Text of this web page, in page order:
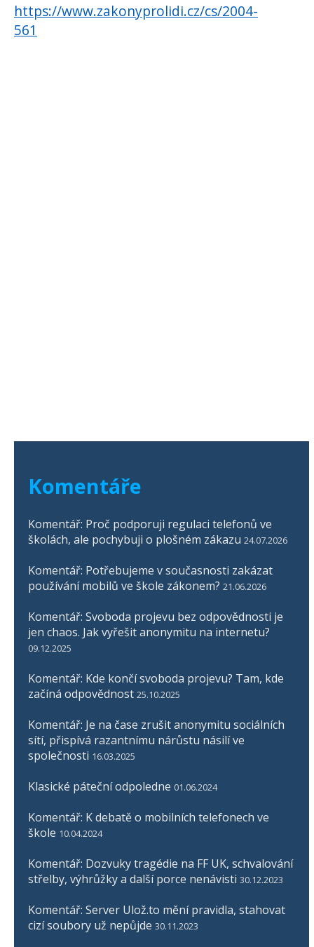
https://www.zakonyprolidi.cz/cs/2004-
561
Komentáře
Komentář: Proč podporuji regulaci telefonů ve
školách, ale pochybuji o plošném zákazu 24.07.2026
Komentář: Potřebujeme v současnosti zakázat
používání mobilů ve škole zákonem? 21.06.2026
Komentář: Svoboda projevu bez odpovědnosti je
jen chaos. Jak vyřešit anonymitu na internetu?
09.12.2025
Komentář: Kde končí svoboda projevu? Tam, kde
začíná odpovědnost 25.10.2025
Komentář: Je na čase zrušit anonymitu sociálních
sítí, přispívá razantnímu nárůstu násilí ve
společnosti 16.03.2025
Klasické páteční odpoledne 01.06.2024
Komentář: K debatě o mobilních telefonech ve
škole 10.04.2024
Komentář: Dozvuky tragédie na FF UK, schvalování
střelby, výhrůžky a další porce nenávisti 30.12.2023
Komentář: Server Ulož.to mění pravidla, stahovat
cizí soubory už nepůjde 30.11.2023